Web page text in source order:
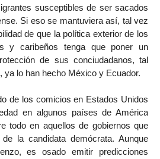
susceptibles de ser sacados
Si eso se mantuviera así, tal vez
de que la política exterior de los
y caribeños tenga que poner un
de sus conciudadanos, tal
ya lo han hecho México y Ecuador.
de los comicios en Estados Unidos
en algunos países de América
todo en aquellos de gobiernos que
la candidata demócrata. Aunque
es osado emitir predicciones